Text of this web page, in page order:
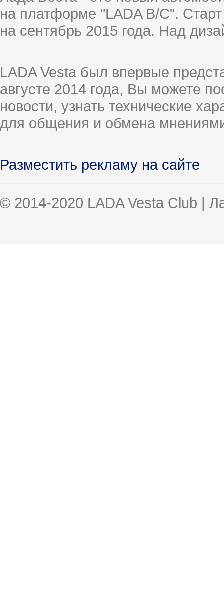
на платформе "LADA B/C".
на сентябрь 2015 года. Над
LADA Vesta был впервые
августе 2014 года, Вы можете
новости, узнать технические
для общения и обмена
Разместить рекламу на сайте
© 2014-2020 LADA Vesta Club |